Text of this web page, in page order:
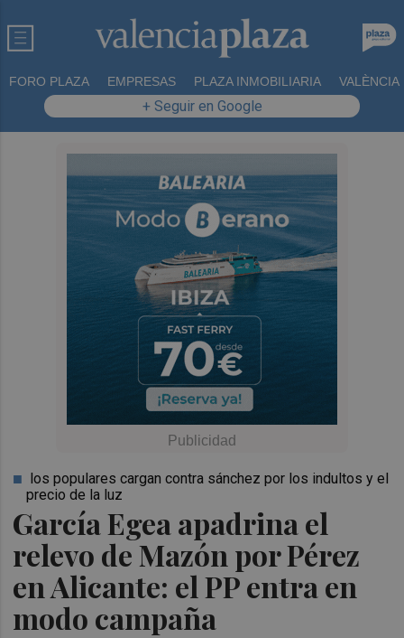
FORO PLAZA EMPRESAS PLAZA INMOBILIARIA VALÈNCIA
+ Seguir en Google
García Egea apadrina el
relevo de Mazón por Pérez
en Alicante: el PP entra en
modo campaña
los populares cargan contra sánchez por los indultos y el
precio de la luz